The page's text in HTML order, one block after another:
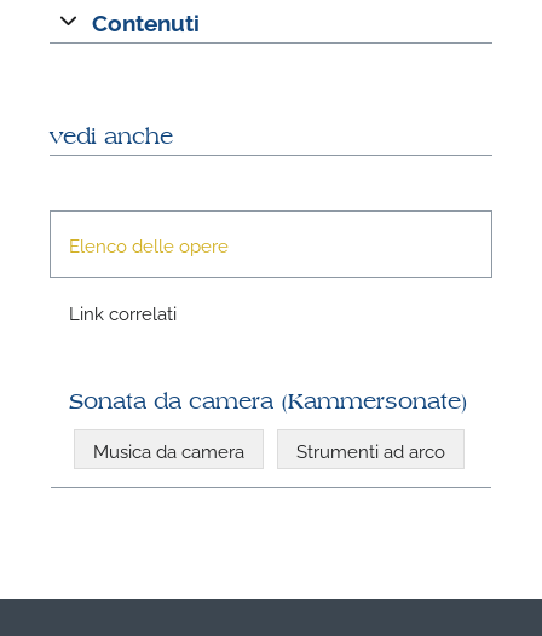
Contenuti
vedi anche
Elenco delle opere
Link correlati
Sonata da camera (Kammersonate)
Musica da camera Strumenti ad arco